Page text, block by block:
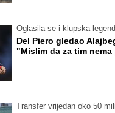
Oglasila se i klupska
Del Piero gledao
"Mislim da za tim
Transfer vrijedan oko 50